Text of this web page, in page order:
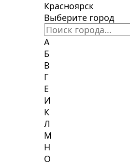
Красноярск
Выберите город
А
Б
В
Г
Е
И
К
Л
М
Н
О